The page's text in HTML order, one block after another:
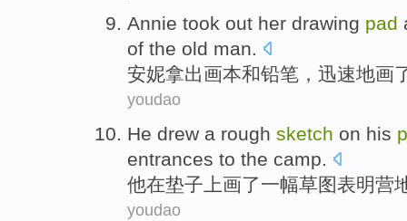
Annie took out her drawing pad
of the old man.
安妮拿出画本和铅笔 ，迅速地画
youdao
He drew a rough sketch on his
entrances to the camp.
他在垫子上画了一幅草图表明营
youdao